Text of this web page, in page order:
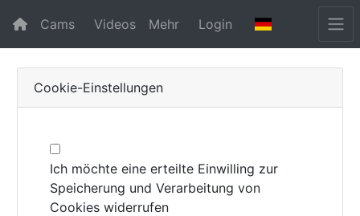
Cams Videos Mehr Login
Cookie-Einstellungen
Ich möchte eine erteilte Einwilling zur
Speicherung und Verarbeitung von
Cookies widerrufen